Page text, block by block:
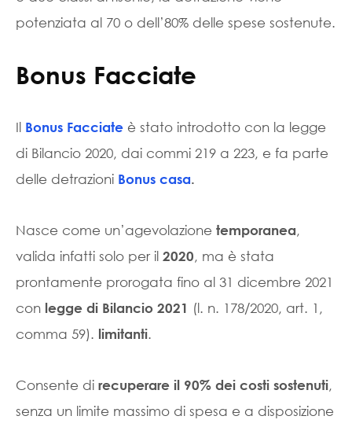
potenziata al 70 o dell’80% delle spese sostenute.
Bonus Facciate
Il Bonus Facciate è stato introdotto con la legge
di Bilancio 2020, dai commi 219 a 223, e fa parte
delle detrazioni Bonus casa
Nasce come un’agevolazione temporanea,
valida infatti solo per il 2020, ma è stata
prontamente prorogata fino al 31 dicembre 2021
con legge di Bilancio 2021 (l. n. 178/2020, art. 1,
comma 59). limitanti.
Consente di recuperare il 90% dei costi sostenuti,
senza un limite massimo di spesa e a disposizione